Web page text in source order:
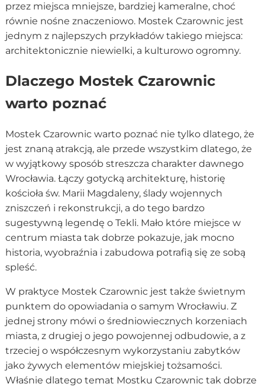
przez miejsca mniejsze, bardziej kameralne, choć
równie nośne znaczeniowo. Mostek Czarownic jest
jednym z najlepszych przykładów takiego miejsca:
architektonicznie niewielki, a kulturowo ogromny.
Dlaczego Mostek Czarownic
warto poznać
Mostek Czarownic warto poznać nie tylko dlatego, że
jest znaną atrakcją, ale przede wszystkim dlatego, że
w wyjątkowy sposób streszcza charakter dawnego
Wrocławia. Łączy gotycką architekturę, historię
kościoła św. Marii Magdaleny, ślady wojennych
zniszczeń i rekonstrukcji, a do tego bardzo
sugestywną legendę o Tekli. Mało które miejsce w
centrum miasta tak dobrze pokazuje, jak mocno
historia, wyobraźnia i zabudowa potrafią się ze sobą
spleść.
W praktyce Mostek Czarownic jest także świetnym
punktem do opowiadania o samym Wrocławiu. Z
jednej strony mówi o średniowiecznych korzeniach
miasta, z drugiej o jego powojennej odbudowie, a z
trzeciej o współczesnym wykorzystaniu zabytków
jako żywych elementów miejskiej tożsamości.
Właśnie dlatego temat Mostku Czarownic tak dobrze